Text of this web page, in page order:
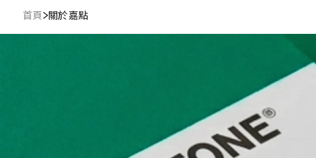
最新消息
聯絡我們
首頁 關於嘉點